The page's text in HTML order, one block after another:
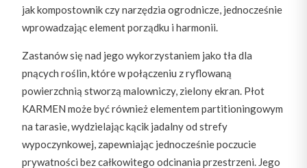
jak kompostownik czy narzędzia ogrodnicze, jednocześnie
wprowadzając element porządku i harmonii.
Zastanów się nad jego wykorzystaniem jako tła dla
pnących roślin, które w połączeniu z ryflowaną
powierzchnią stworzą malowniczy, zielony ekran. Płot
KARMEN może być również elementem partitioningowym
na tarasie, wydzielając kącik jadalny od strefy
wypoczynkowej, zapewniając jednocześnie poczucie
prywatności bez całkowitego odcinania przestrzeni. Jego